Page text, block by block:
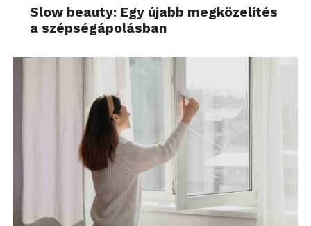
Slow beauty: Egy újabb megközelítés
a szépségápolásban